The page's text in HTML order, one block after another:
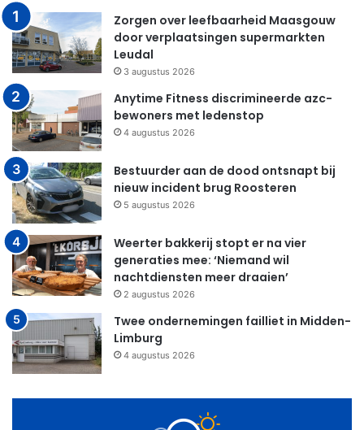
Zorgen over leefbaarheid Maasgouw
door verplaatsingen supermarkten
Leudal
3 augustus 2026
Anytime Fitness discrimineerde azc-
bewoners met ledenstop
4 augustus 2026
Bestuurder aan de dood ontsnapt bij
nieuw incident brug Roosteren
5 augustus 2026
Weerter bakkerij stopt er na vier
generaties mee: ‘Niemand wil
nachtdiensten meer draaien’
2 augustus 2026
Twee ondernemingen failliet in Midden-
Limburg
4 augustus 2026